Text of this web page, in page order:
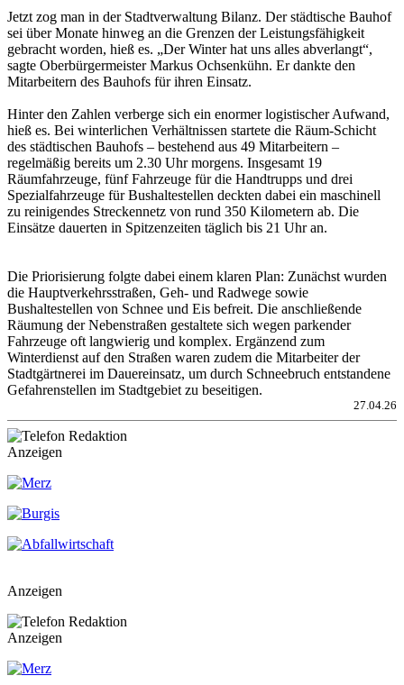
Jetzt zog man in der Stadtverwaltung Bilanz. Der städtische Bauhof
sei über Monate hinweg an die Grenzen der Leistungsfähigkeit
gebracht worden, hieß es. „Der Winter hat uns alles abverlangt“,
sagte Oberbürgermeister Markus Ochsenkühn. Er dankte den
Mitarbeitern des Bauhofs für ihren Einsatz.
Hinter den Zahlen verberge sich ein enormer logistischer Aufwand,
hieß es. Bei winterlichen Verhältnissen startete die Räum-Schicht
des städtischen Bauhofs – bestehend aus 49 Mitarbeitern –
regelmäßig bereits um 2.30 Uhr morgens. Insgesamt 19
Räumfahrzeuge, fünf Fahrzeuge für die Handtrupps und drei
Spezialfahrzeuge für Bushaltestellen deckten dabei ein maschinell
zu reinigendes Streckennetz von rund 350 Kilometern ab. Die
Einsätze dauerten in Spitzenzeiten täglich bis 21 Uhr an.
Die Priorisierung folgte dabei einem klaren Plan: Zunächst wurden
die Hauptverkehrsstraßen, Geh- und Radwege sowie
Bushaltestellen von Schnee und Eis befreit. Die anschließende
Räumung der Nebenstraßen gestaltete sich wegen parkender
Fahrzeuge oft langwierig und komplex. Ergänzend zum
Winterdienst auf den Straßen waren zudem die Mitarbeiter der
Stadtgärtnerei im Dauereinsatz, um durch Schneebruch entstandene
Gefahrenstellen im Stadtgebiet zu beseitigen.
27.04.26
Anzeigen
Anzeigen
Anzeigen